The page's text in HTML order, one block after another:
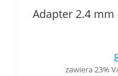
Adapter 2.4 mm
zawiera 23%